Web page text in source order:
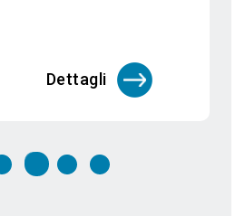
Dettagli